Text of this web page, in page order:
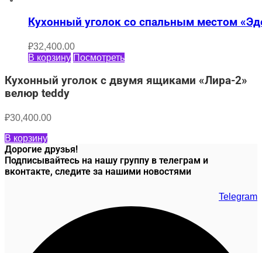
Кухонный уголок со спальным местом
₽32,400.00
В корзину Посмотреть
Кухонный уголок с двумя ящиками «Лира-2»
велюр teddy
₽30,400.00
В корзину
Дорогие друзья!
Подписывайтесь на нашу группу в телеграм и
вконтакте, следите за нашими новостями
Telegram